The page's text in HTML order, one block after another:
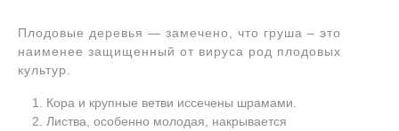
Плодовые деревья — замечено, что груша – это
наименее защищенный от вируса род плодовых
культур.
Кора и крупные ветви иссечены шрамами.
Листва, особенно молодая, накрывается